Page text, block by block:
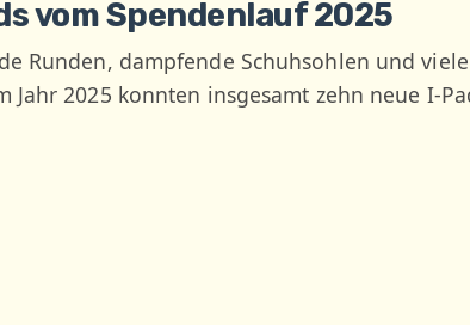
vom Spendenlauf 2025
Runden, dampfende Schuhsohlen und
Jahr 2025 konnten insgesamt zehn neue I-